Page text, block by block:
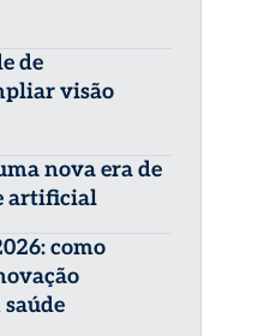
de
visão
nova era de
artificial
como